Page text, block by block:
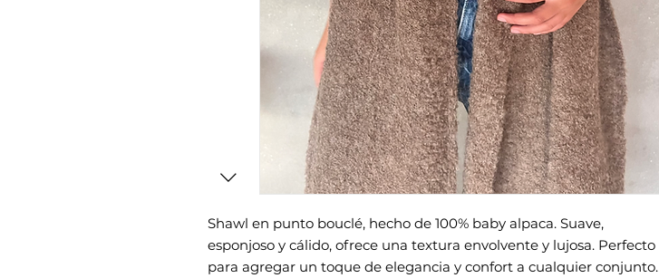
Shawl en punto bouclé, hecho de 100% baby alpaca. Suave,
esponjoso y cálido, ofrece una textura envolvente y lujosa. Perfecto
para agregar un toque de elegancia y confort a cualquier conjunto.